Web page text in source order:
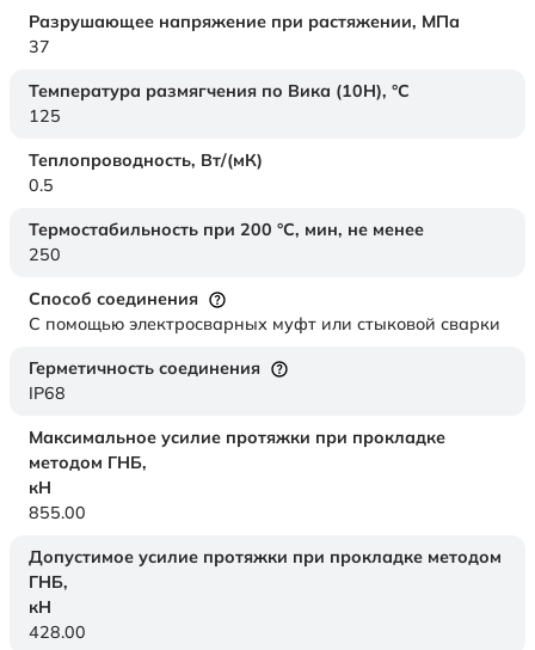
Разрушающее напряжение при растяжении, МПа
37
Температура размягчения по Вика (10Н), °C
125
Теплопроводность, Вт/(мК)
0.5
Термостабильность при 200 °С, мин, не менее
250
Способ соединения
С помощью электросварных муфт или стыковой сварки
Герметичность соединения
IP68
Максимальное усилие протяжки при прокладке
методом ГНБ,
кН
855.00
Допустимое усилие протяжки при прокладке методом
ГНБ,
кН
428.00